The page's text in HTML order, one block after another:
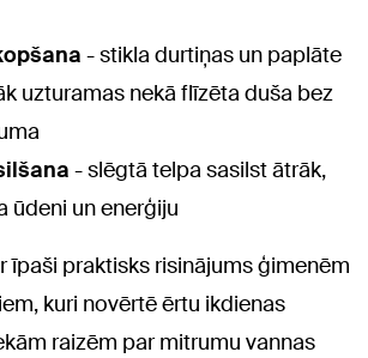
- stikla durtiņas un paplāte
uzturamas nekā flīzēta duša bez
- slēgtā telpa sasilst ātrāk,
ūdeni un enerģiju
īpaši praktisks risinājums ģimenēm
kuri novērtē ērtu ikdienas
raizēm par mitrumu vannas